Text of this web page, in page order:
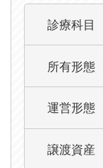
診療科目
所有形態
運営形態
譲渡資産